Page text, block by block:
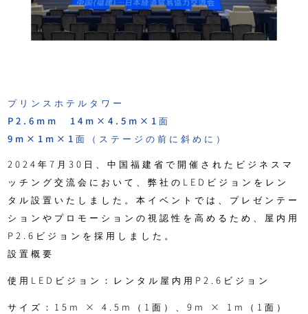
プリンスホテルタワー
P2.6mm 14m×4.5m×1面
9m×1m×1面（ステージの前に斜めに）
2024年7月30日、中国福建省で開催されたビジネスマ
ッチング交流会において、弊社のLEDビジョンをレン
タル設置いたしました。本イベントでは、プレゼンテー
ションやプロモーションの視認性を高めるため、屋内用
P2.6ビジョンを採用しました。
設置概要
使用LEDビジョン：レンタル屋内用P2.6ビジョン
サイズ：15m × 4.5m（1面）、9m × 1m（1面）